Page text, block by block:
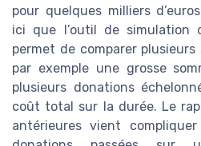
pour quelques milliers
ici que l’outil de simulation
permet de comparer
par exemple une grosse
plusieurs donations
coût total sur la durée. Le
antérieures vient